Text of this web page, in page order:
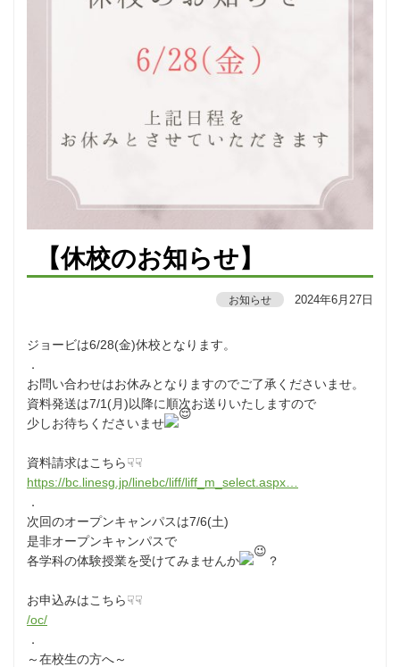
【休校のお知らせ】⁡
お知らせ 2024年6月27日
ジョービは6/28(金)休校となります。
．
お問い合わせはお休みとなりますのでご了承くださいませ。
⁡資料発送は7/1(月)以降に順次お送りいたしますので
少しお待ちくださいませ
資料請求はこちら☟☟
https://bc.linesg.jp/linebc/liff/liff_m_select.aspx…
⁡．
次回のオープンキャンパスは7/6(土)
是非オープンキャンパスで
各学科の体験授業を受けてみませんか
？
お申込みはこちら☟☟
/oc/
⁡．
～在校生の方へ～